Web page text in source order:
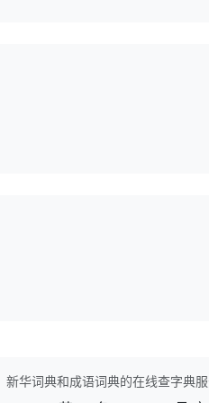
华词典和成语词典的在线查字典